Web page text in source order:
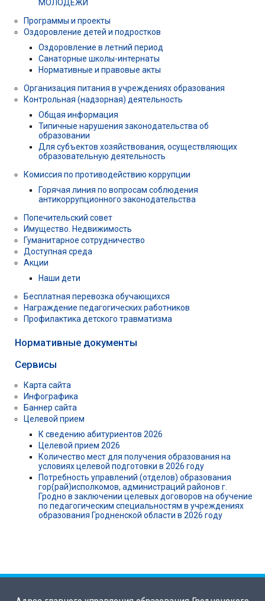
МОЛОДЁЖИ
Программы и проекты
Оздоровление детей и подростков
Оздоровление в летний период
Санаторные школы-интернаты
Нормативные и правовые акты
Организация питания в учреждениях образования
Контрольная (надзорная) деятельность
Общая информация
Типичные нарушения законодательства об
образовании
Для субъектов хозяйствования, осуществляющих
образовательную деятельность
Комиссия по противодействию коррупции
Горячая линия по вопросам соблюдения
антикоррупционного законодательства
Попечительский совет
Имущество. Недвижимость
Гуманитарное сотрудничество
Доступная среда
Акции
Наши дети
Бесплатная перевозка обучающихся
Награждение педагогических работников
Профилактика детского травматизма
Нормативные документы
Сервисы
Карта сайта
Инфографика
Баннер сайта
Целевой прием
К сведению абитуриентов 2026
Целевой прием 2026
Количество мест для получения образования на
условиях целевой подготовки в 2026 году
Потребность управлений (отделов) образования
гор(рай)исполкомов, администраций районов г.
Гродно в заключении целевых договоров на обучение
по педагогическим специальностям в учреждениях
образования Гродненской области в 2026 году